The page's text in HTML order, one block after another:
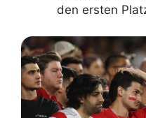
den ersten